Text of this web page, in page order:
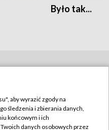
Było tak...
KIELCE
/ OLSZTYN /
aby wyrazić zgody na
śledzenia i zbierania danych,
końcowym i ich
danych osobowych przez